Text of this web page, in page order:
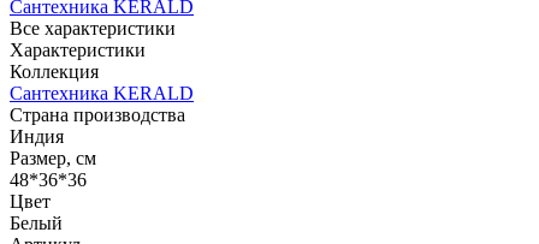
Сантехника KERALD
Все характеристики
Характеристики
Коллекция
Сантехника KERALD
Страна производства
Индия
Размер, см
48*36*36
Цвет
Белый